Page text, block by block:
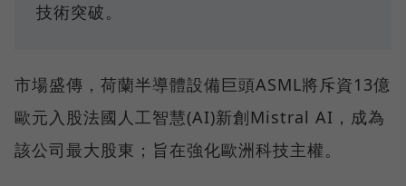
技術突破。
市場盛傳，荷蘭半導體設備巨頭ASML將斥資13億
歐元入股法國人工智慧(AI)新創Mistral AI，成為
該公司最大股東；旨在強化歐洲科技主權。